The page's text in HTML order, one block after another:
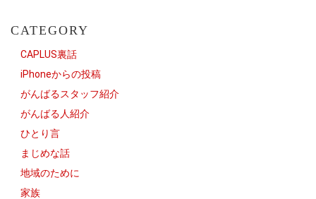
CATEGORY
CAPLUS裏話
iPhoneからの投稿
がんばるスタッフ紹介
がんばる人紹介
ひとり言
まじめな話
地域のために
家族